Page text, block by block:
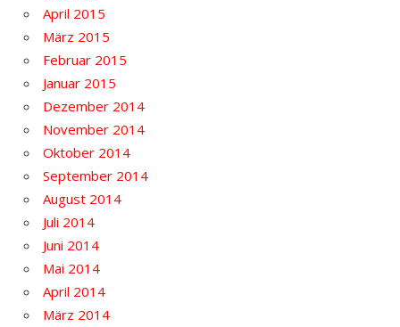
April 2015
März 2015
Februar 2015
Januar 2015
Dezember 2014
November 2014
Oktober 2014
September 2014
August 2014
Juli 2014
Juni 2014
Mai 2014
April 2014
März 2014